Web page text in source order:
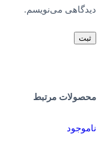
دیدگاهی می‌نویسم.
محصولات مرتبط
ناموجود